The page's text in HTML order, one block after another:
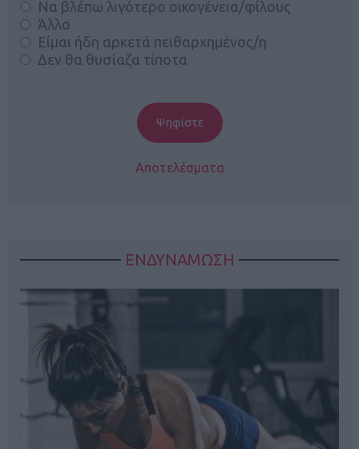
Να βλέπω λιγότερο οικογένεια/φίλους
Άλλο
Είμαι ήδη αρκετά πειθαρχημένος/η
Δεν θα θυσίαζα τίποτα
Αποτελέσματα
ΕΝΔΥΝΑΜΩΣΗ